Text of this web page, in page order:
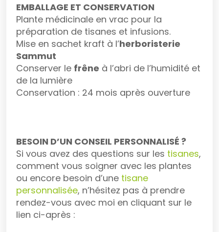
EMBALLAGE ET CONSERVATION
Plante médicinale en vrac pour la
préparation de tisanes et infusions.
Mise en sachet kraft à l’herboristerie
Sammut
Conserver le frêne à l’abri de l’humidité et
de la lumière
Conservation : 24 mois après ouverture
BESOIN D’UN CONSEIL PERSONNALISÉ ?
Si vous avez des questions sur les tisanes,
comment vous soigner avec les plantes
ou encore besoin d’une tisane
personnalisée, n’hésitez pas à prendre
rendez-vous avec moi en cliquant sur le
lien ci-après :